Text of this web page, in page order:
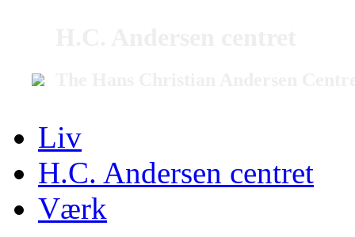
Liv
H.C. Andersen centret
Værk